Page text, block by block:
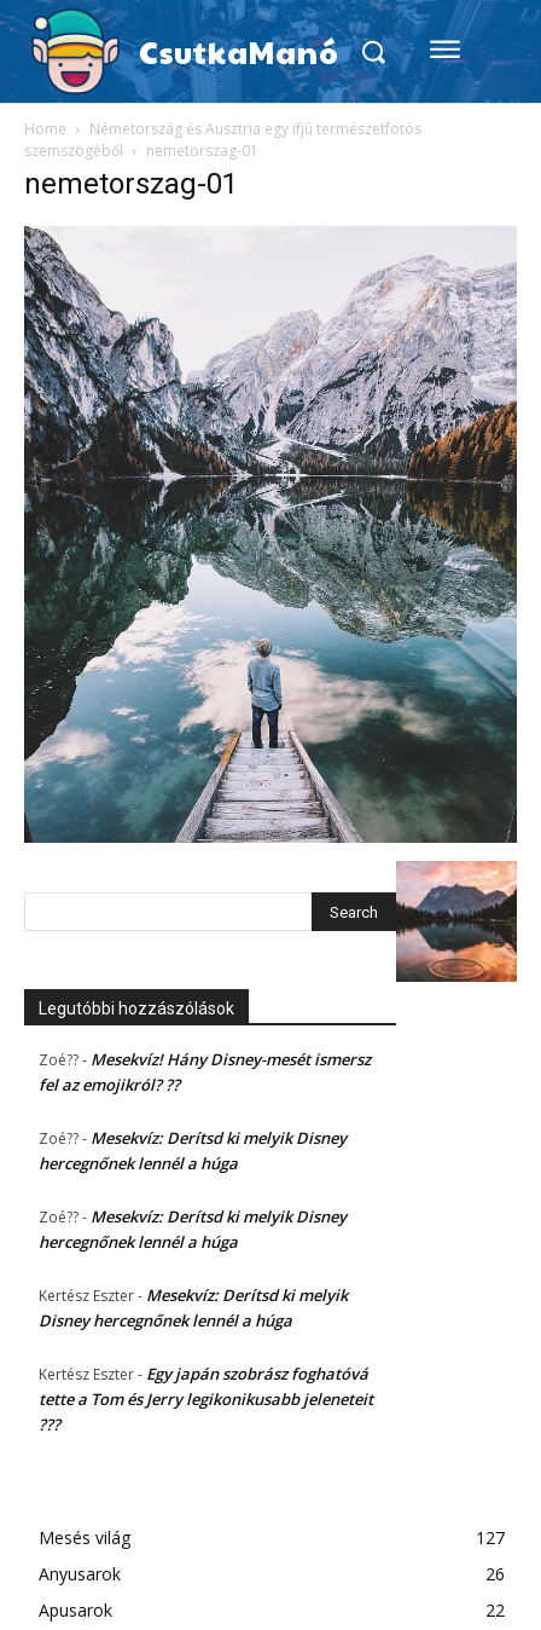
CsutkaManó
Home
Németország és Ausztria egy ifjú természetfotós
szemszögéből
nemetorszag-01
nemetorszag-01
Legutóbbi hozzászólások
Zoé??- Mesekvíz! Hány Disney-mesét ismersz
fel az emojikról? ??
Zoé??- Mesekvíz: Derítsd ki melyik Disney
hercegnőnek lennél a húga
Zoé??- Mesekvíz: Derítsd ki melyik Disney
hercegnőnek lennél a húga
Kertész Eszter- Mesekvíz: Derítsd ki melyik
Disney hercegnőnek lennél a húga
Kertész Eszter- Egy japán szobrász foghatóvá
tette a Tom és Jerry legikonikusabb jeleneteit
???
Mesés világ
127
Anyusarok
26
Apusarok
22